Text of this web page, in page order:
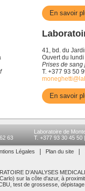
En savoir
41, bd. du
Ouvert du
Prises de sang
T. +377 93 50
En savoir
63
Laboratoire de
T. +377 93 30 45 50
Légales Plan du site
D’ANALYSES
sur la côte d'azur, à
test de grossesse,